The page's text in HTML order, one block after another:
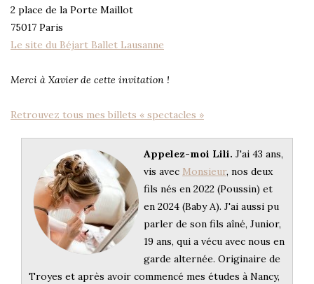
2 place de la Porte Maillot
75017 Paris
Le site du Béjart Ballet Lausanne
Merci à Xavier de cette invitation !
Retrouvez tous mes billets « spectacles »
Appelez-moi Lili. J'ai 43 ans,
vis avec Monsieur, nos deux
fils nés en 2022 (Poussin) et
en 2024 (Baby A). J'ai aussi pu
parler de son fils aîné, Junior,
19 ans, qui a vécu avec nous en
garde alternée. Originaire de
Troyes et après avoir commencé mes études à Nancy,